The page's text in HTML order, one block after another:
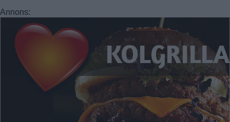
FARSTA
FARSTANÄSET
FARSTA STRAND
GUBBÄNGEN
HÖKARÄNGEN
LARSBODA
SKÖNDAL
SVEDMYRA (DEL AV)
TALLKROGEN
Annons: